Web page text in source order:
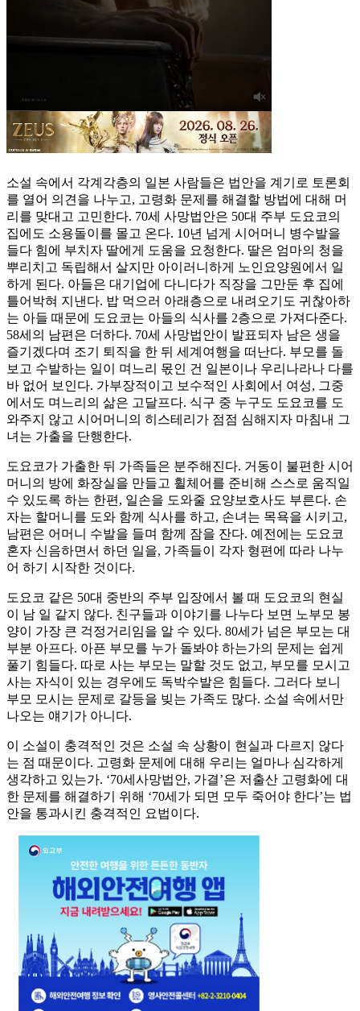
소설 속에서 각계각층의 일본 사람들은 법안을 계기로 토론회
를 열어 의견을 나누고, 고령화 문제를 해결할 방법에 대해 머
리를 맞대고 고민한다. 70세 사망법안은 50대 주부 도요코의
집에도 소용돌이를 몰고 온다. 10년 넘게 시어머니 병수발을
들다 힘에 부치자 딸에게 도움을 요청한다. 딸은 엄마의 청을
뿌리치고 독립해서 살지만 아이러니하게 노인요양원에서 일
하게 된다. 아들은 대기업에 다니다가 직장을 그만둔 후 집에
틀어박혀 지낸다. 밥 먹으러 아래층으로 내려오기도 귀찮아하
는 아들 때문에 도요코는 아들의 식사를 2층으로 가져다준다.
58세의 남편은 더하다. 70세 사망법안이 발표되자 남은 생을
즐기겠다며 조기 퇴직을 한 뒤 세계여행을 떠난다. 부모를 돌
보고 수발하는 일이 며느리 몫인 건 일본이나 우리나라나 다를
바 없어 보인다. 가부장적이고 보수적인 사회에서 여성, 그중
에서도 며느리의 삶은 고달프다. 식구 중 누구도 도요코를 도
와주지 않고 시어머니의 히스테리가 점점 심해지자 마침내 그
녀는 가출을 단행한다.
도요코가 가출한 뒤 가족들은 분주해진다. 거동이 불편한 시어
머니의 방에 화장실을 만들고 휠체어를 준비해 스스로 움직일
수 있도록 하는 한편, 일손을 도와줄 요양보호사도 부른다. 손
자는 할머니를 도와 함께 식사를 하고, 손녀는 목욕을 시키고,
남편은 어머니 수발을 들며 함께 잠을 잔다. 예전에는 도요코
혼자 신음하면서 하던 일을, 가족들이 각자 형편에 따라 나누
어 하기 시작한 것이다.
도요코 같은 50대 중반의 주부 입장에서 볼 때 도요코의 현실
이 남 일 같지 않다. 친구들과 이야기를 나누다 보면 노부모 봉
양이 가장 큰 걱정거리임을 알 수 있다. 80세가 넘은 부모는 대
부분 아프다. 아픈 부모를 누가 돌봐야 하는가의 문제는 쉽게
풀기 힘들다. 따로 사는 부모는 말할 것도 없고, 부모를 모시고
사는 자식이 있는 경우에도 독박수발은 힘들다. 그러다 보니
부모 모시는 문제로 갈등을 빚는 가족도 많다. 소설 속에서만
나오는 얘기가 아니다.
이 소설이 충격적인 것은 소설 속 상황이 현실과 다르지 않다
는 점 때문이다. 고령화 문제에 대해 우리는 얼마나 심각하게
생각하고 있는가. ‘70세사망법안, 가결’은 저출산 고령화에 대
한 문제를 해결하기 위해 ‘70세가 되면 모두 죽어야 한다’는 법
안을 통과시킨 충격적인 요법이다.